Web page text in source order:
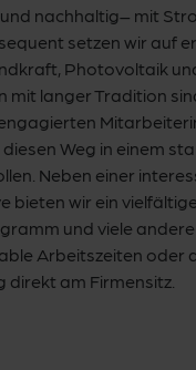
nachhaltig– mit
setzen wir auf
Photovoltaik
mit langer Tradition
Weg in einem
Neben einer
bieten wir ein
und viele
Arbeitszeiten oder
direkt am Firmensitz.